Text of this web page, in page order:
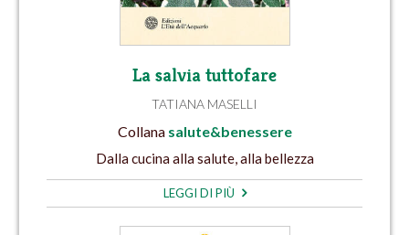
La salvia tuttofare
TATIANA MASELLI
Collana salute&benessere
Dalla cucina alla salute, alla bellezza
LEGGI DI PIÙ